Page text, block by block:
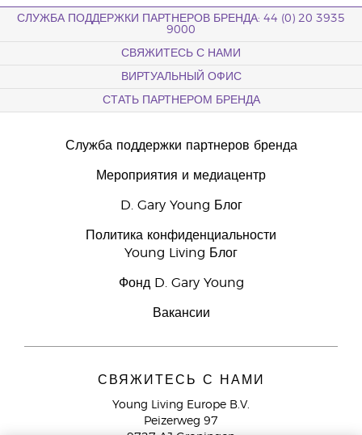
СЛУЖБА ПОДДЕРЖКИ ПАРТНЕРОВ БРЕНДА: 44 (0) 20 3935
9000
СВЯЖИТЕСЬ С НАМИ
ВИРТУАЛЬНЫЙ ОФИС
СТАТЬ ПАРТНЕРОМ БРЕНДА
Служба поддержки партнеров бренда
Мероприятия и медиацентр
D. Gary Young Блог
Политика конфиденциальности
Young Living Блог
Фонд D. Gary Young
Вакансии
СВЯЖИТЕСЬ С НАМИ
Young Living Europe B.V.
Peizerweg 97